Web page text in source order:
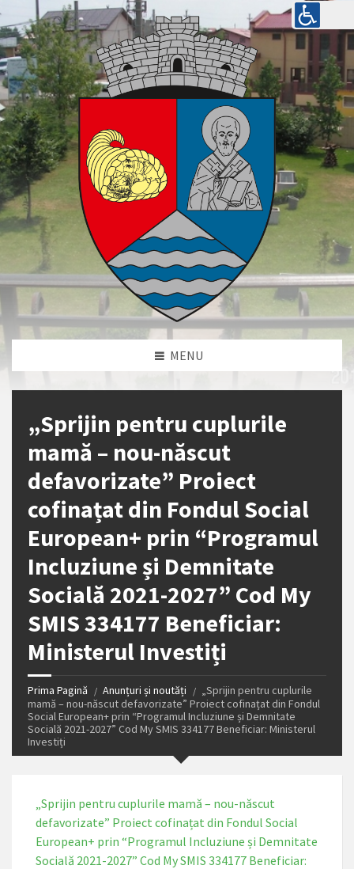
MENU
„Sprijin pentru cuplurile
mamă – nou-născut
defavorizate” Proiect
cofinațat din Fondul Social
European+ prin “Programul
Incluziune și Demnitate
Socială 2021-2027” Cod My
SMIS 334177 Beneficiar:
Ministerul Investiți
Prima Pagină Anunțuri și noutăți
„Sprijin pentru cuplurile
mamă – nou-născut defavorizate” Proiect cofinațat din Fondul
Social European+ prin “Programul Incluziune și Demnitate
Socială 2021-2027” Cod My SMIS 334177 Beneficiar: Ministerul
Investiți
„Sprijin pentru cuplurile mamă – nou-născut
defavorizate” Proiect cofinațat din Fondul Social
European+ prin “Programul Incluziune și Demnitate
Socială 2021-2027” Cod My SMIS 334177 Beneficiar: